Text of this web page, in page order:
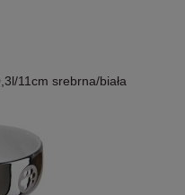
11cm srebrna/biała